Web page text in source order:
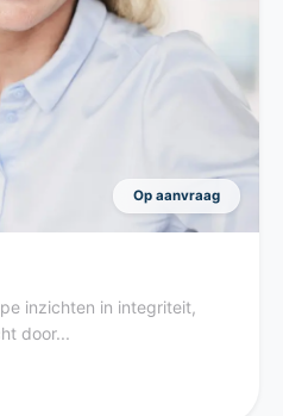
Op aanvraag
inzichten in integriteit,
door...